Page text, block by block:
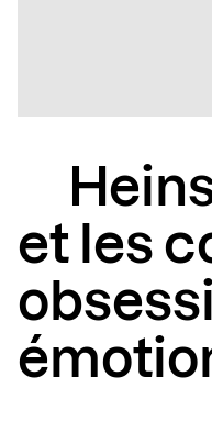
et les